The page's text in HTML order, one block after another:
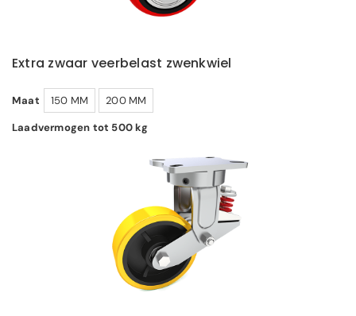
Extra zwaar veerbelast zwenkwiel
Maat 150 MM
200 MM
Laadvermogen tot 500 kg